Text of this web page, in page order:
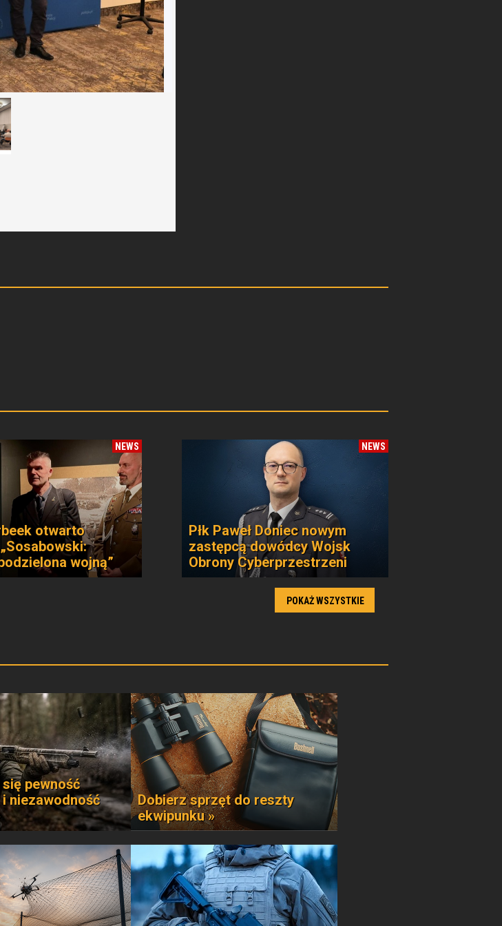
NEWS
otwarto
wojną”
NEWS
Płk Paweł Doniec nowym
zastępcą dowódcy Wojsk
Obrony Cyberprzestrzeni
POKAŻ WSZYSTKIE
pewność
i niezawodność
Dobierz sprzęt do reszty
ekwipunku »